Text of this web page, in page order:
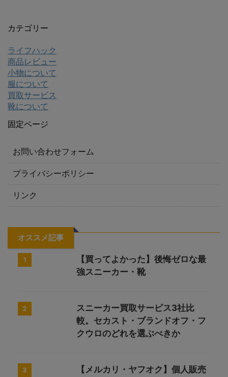
カテゴリー
ライフハック
商品レビュー
小物について
服について
買取サービス
靴について
固定ページ
お問い合わせフォーム
プライバシーポリシー
リンク
オススメ記事
1
【買ってよかった】後悔ゼロな最
強スニーカー・靴
2
スニーカー買取サービス3社比
較。セカスト・ブランドオフ・フ
クウロのどれを選ぶべきか
3 【メルカリ・ヤフオク】個人販売